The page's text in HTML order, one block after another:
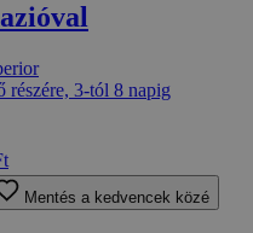
részére, 3-tól 8 napig
Mentés a kedvencek közé